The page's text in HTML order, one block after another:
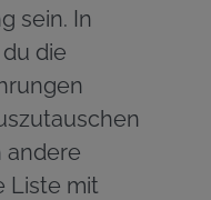
sein. In
die
andere
Liste mit